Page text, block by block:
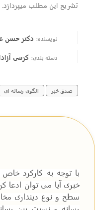
تشریح این مطلب میپردازد.
نویسنده: دکتر حسن
دسته بندی: کرسی
صدق خبر الگوی رسانه ای
با توجه به کارکرد
خبری آیا می توان ادعا
سطح و نوع دینداری